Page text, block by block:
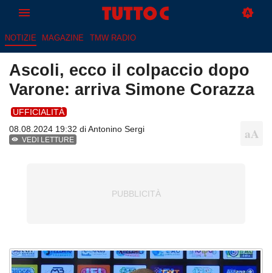
NOTIZIE MAGAZINE TMW RADIO
Ascoli, ecco il colpaccio dopo
Varone: arriva Simone Corazza
UFFICIALITÀ
08.08.2024 19:32 diAntonino Sergi
VEDI LETTURE